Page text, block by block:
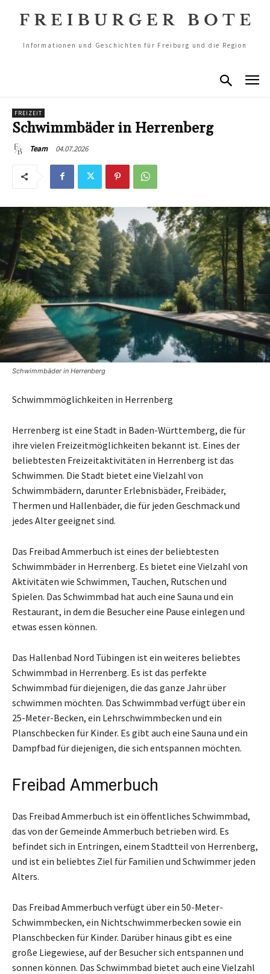
Informationen und Geschichten für Freiburg und die Region
FREIZEIT
Schwimmbäder in Herrenberg
Team 04.07.2026
Schwimmbäder in Herrenberg
Schwimmmöglichkeiten in Herrenberg
Herrenberg ist eine Stadt in Baden-Württemberg, die für
ihre vielen Freizeitmöglichkeiten bekannt ist. Eines der
beliebtesten Freizeitaktivitäten in Herrenberg ist das
Schwimmen. Die Stadt bietet eine Vielzahl von
Schwimmbädern, darunter Erlebnisbäder, Freibäder,
Thermen und Hallenbäder, die für jeden Geschmack und
jedes Alter geeignet sind.
Das Freibad Ammerbuch ist eines der beliebtesten
Schwimmbäder in Herrenberg. Es bietet eine Vielzahl von
Aktivitäten wie Schwimmen, Tauchen, Rutschen und
Spielen. Das Schwimmbad hat auch eine Sauna und ein
Restaurant, in dem die Besucher eine Pause einlegen und
etwas essen können.
Das Hallenbad Nord Tübingen ist ein weiteres beliebtes
Schwimmbad in Herrenberg. Es ist das perfekte
Schwimmbad für diejenigen, die das ganze Jahr über
schwimmen möchten. Das Schwimmbad verfügt über ein
25-Meter-Becken, ein Lehrschwimmbecken und ein
Planschbecken für Kinder. Es gibt auch eine Sauna und ein
Dampfbad für diejenigen, die sich entspannen möchten.
Freibad Ammerbuch
Das Freibad Ammerbuch ist ein öffentliches Schwimmbad,
das von der Gemeinde Ammerbuch betrieben wird. Es
befindet sich in Entringen, einem Stadtteil von Herrenberg,
und ist ein beliebtes Ziel für Familien und Schwimmer jeden
Alters.
Das Freibad Ammerbuch verfügt über ein 50-Meter-
Schwimmbecken, ein Nichtschwimmerbecken sowie ein
Planschbecken für Kinder. Darüber hinaus gibt es eine
große Liegewiese, auf der Besucher sich entspannen und
sonnen können. Das Schwimmbad bietet auch eine Vielzahl